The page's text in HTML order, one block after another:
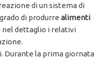
di un sistema di
di produrre alimenti
nel dettaglio i relativi
Durante la prima giornata